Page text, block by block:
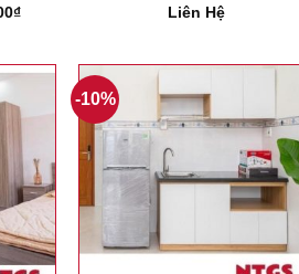
₫Giá
5,050,000₫.
Liên Hệ
-10%